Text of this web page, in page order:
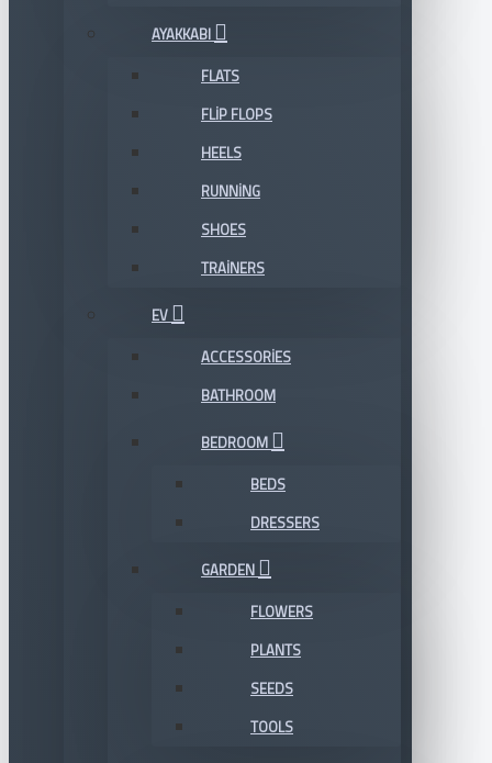
AYAKKABI
FLATS
FLIP FLOPS
HEELS
RUNNING
SHOES
TRAINERS
EV
ACCESSORIES
BATHROOM
BEDROOM
BEDS
DRESSERS
GARDEN
FLOWERS
PLANTS
SEEDS
TOOLS